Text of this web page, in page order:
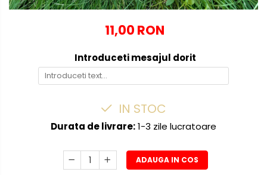
11,00 RON
Introduceti mesajul dorit
IN STOC
Durata de livrare:1-3 zile lucratoare
ADAUGA IN COS